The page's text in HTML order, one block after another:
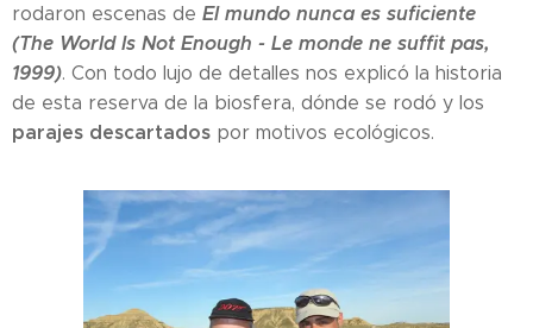
rodaron escenas de El mundo nunca es suficiente
(The World Is Not Enough - Le monde ne suffit pas,
1999). Con todo lujo de detalles nos explicó la historia
de esta reserva de la biosfera, dónde se rodó y los
parajes descartados por motivos ecológicos.